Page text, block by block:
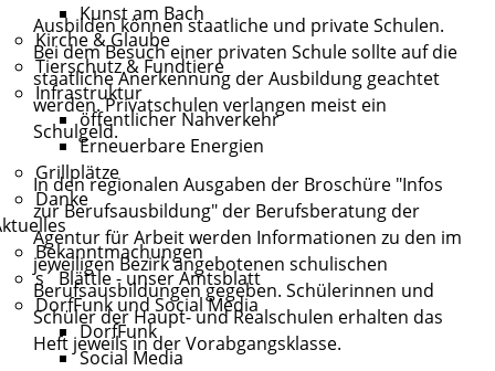
Kunst am Bach
Kirche & Glaube
Tierschutz & Fundtiere
Infrastruktur
öffentlicher Nahverkehr
Erneuerbare Energien
Grillplätze
Danke
Bekanntmachungen
s´ Blättle - unser Amtsblatt
DorfFunk und Social Media
DorfFunk
Social Media
Ausbilden können staatliche und private Schulen.
Bei dem Besuch einer privaten Schule sollte auf die
staatliche Anerkennung der Ausbildung geachtet
werden. Privatschulen verlangen meist ein
Schulgeld.
In den regionalen Ausgaben der Broschüre "Infos
zur Berufsausbildung" der Berufsberatung der
Agentur für Arbeit werden Informationen zu den im
jeweiligen Bezirk angebotenen schulischen
Berufsausbildungen gegeben. Schülerinnen und
Schüler der Haupt- und Realschulen erhalten das
Heft jeweils in der Vorabgangsklasse.